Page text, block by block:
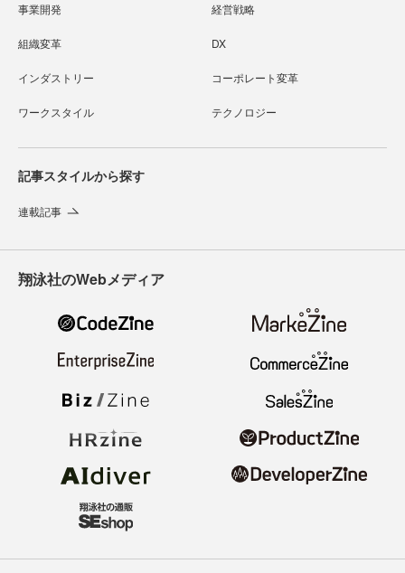
事業開発 経営戦略
組織変革 DX
インダストリー コーポレート変革
ワークスタイル テクノロジー
記事スタイルから探す
連載記事
翔泳社のWebメディア